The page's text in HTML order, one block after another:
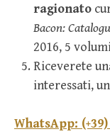
ragionato
Bacon:
2016, 5
Riceverete
interessati,
WhatsApp: (+39)